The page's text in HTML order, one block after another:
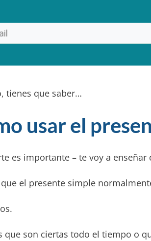
tienes que saber…
usar el
es importante – te voy a
el presente simple
que son ciertas todo el tiempo o